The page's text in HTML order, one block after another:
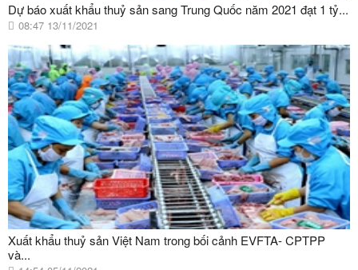
Dự báo xuất khẩu thuỷ sản sang Trung Quốc năm 2021 đạt 1 tỷ...
08:47 13/11/2021
Xuất khẩu thuỷ sản Việt Nam trong bối cảnh EVFTA- CPTPP
và...